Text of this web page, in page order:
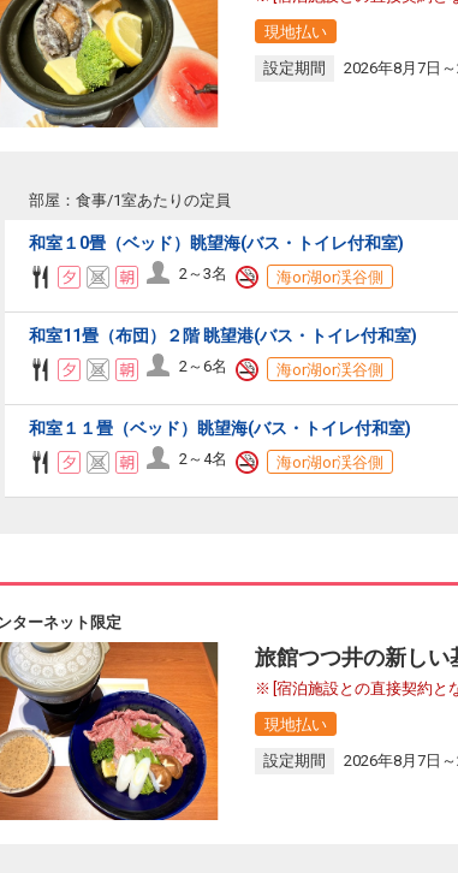
現地払い
設定期間
2026年8月7日
部屋：食事/1室あたりの定員
和室１0畳（ベッド）眺望海(バス・トイレ付和室)
2～3名 海or湖or渓谷側
和室11畳（布団）２階 眺望港(バス・トイレ付和室)
2～6名 海or湖or渓谷側
和室１１畳（ベッド）眺望海(バス・トイレ付和室)
2～4名 海or湖or渓谷側
ターネット限定
旅館つつ井の新しい
[宿泊施設との直接契約と
現地払い
設定期間
2026年8月7日